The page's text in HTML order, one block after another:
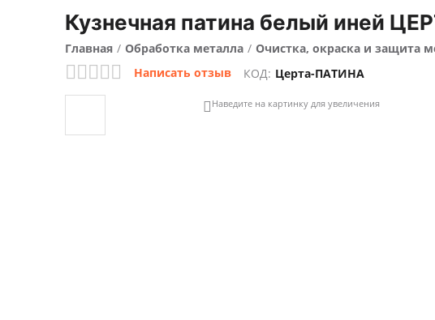
Кузнечная патина белый иней
Главная / Обработка металла / Очистка, окраска и защита
Написать отзыв
КОД: Церта-ПАТИНА
 Наведите на картинку для увеличения